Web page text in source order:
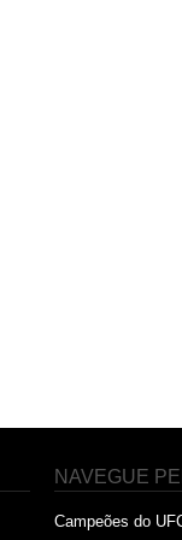
NAVEGUE
Campeões do